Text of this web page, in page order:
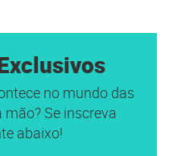
no mundo das
Se inscreva
abaixo!